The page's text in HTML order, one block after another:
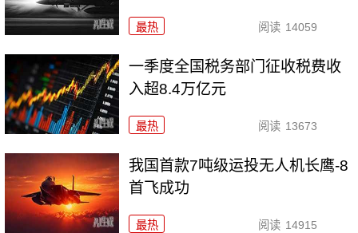
最热 阅读 14059
一季度全国税务部门征收税费收
入超8.4万亿元
最热 阅读 13673
我国首款7吨级运投无人机长鹰-8
首飞成功
最热 阅读 14915